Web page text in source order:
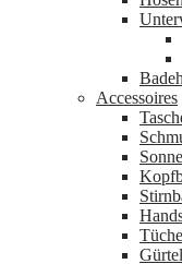
Accessoires
Gürtel